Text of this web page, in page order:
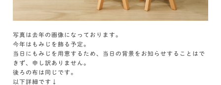
写真は去年の画像になっております。
今年はもみじを飾る予定。
当日にもみじを用意するため、当日の背景をお知らせすることはで
きず、申し訳ありません。
後ろの布は同じです。
以下詳細です↓